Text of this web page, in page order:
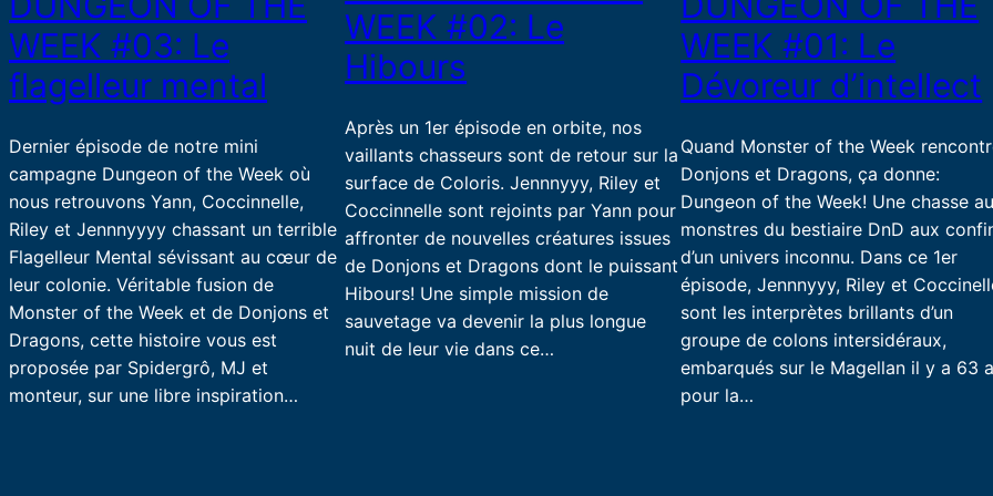
WEEK #03: Le
flagelleur mental
Dernier épisode de notre mini
campagne Dungeon of the Week où
nous retrouvons Yann, Coccinnelle,
Riley et Jennnyyyy chassant un terrible
Flagelleur Mental sévissant au cœur de
leur colonie. Véritable fusion de
Monster of the Week et de Donjons et
Dragons, cette histoire vous est
proposée par Spidergrô, MJ et
monteur, sur une libre inspiration…
WEEK #02: Le
Hibours
Après un 1er épisode en orbite, nos
vaillants chasseurs sont de retour sur la
surface de Coloris. Jennnyyy, Riley et
Coccinnelle sont rejoints par Yann pour
affronter de nouvelles créatures issues
de Donjons et Dragons dont le puissant
Hibours! Une simple mission de
sauvetage va devenir la plus longue
nuit de leur vie dans ce…
WEEK #01: Le
Dévoreur d’intellect
Quand Monster of the Week
Donjons et Dragons, ça donne:
Dungeon of the Week! Une chasse
monstres du bestiaire DnD aux
d’un univers inconnu. Dans ce 1er
épisode, Jennnyyy, Riley et
sont les interprètes brillants d’un
groupe de colons intersidéraux,
embarqués sur le Magellan il y a 63
pour la…